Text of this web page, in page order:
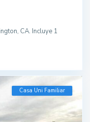
CA. Incluye 1
Casa Uni Familiar